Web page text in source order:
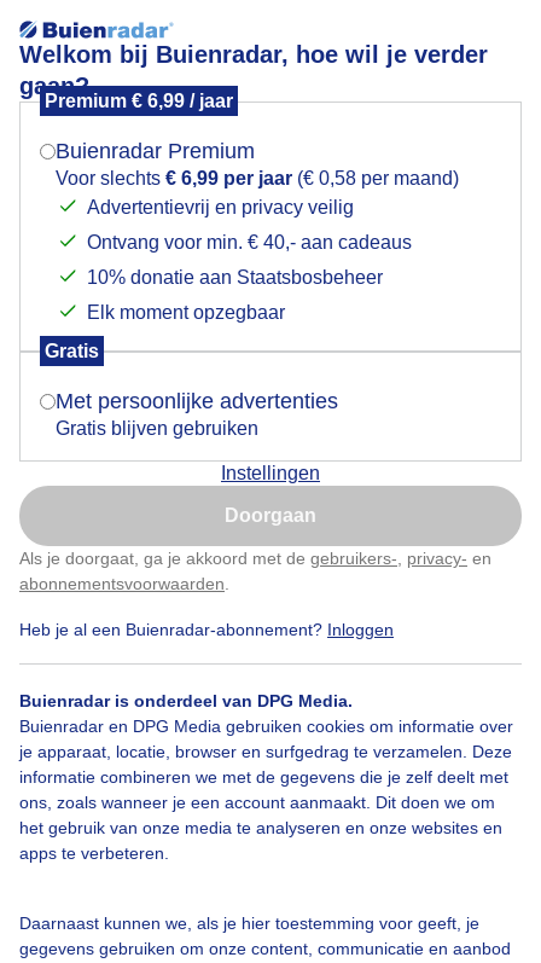
Welkom bij Buienradar, hoe wil je verder
gaan?
Premium € 6,99 / jaar
Buienradar Premium
Voor slechts € 6,99 per jaar (€ 0,58 per maand)
Advertentievrij en privacy veilig
Ontvang voor min. € 40,- aan cadeaus
10% donatie aan Staatsbosbeheer
Elk moment opzegbaar
Gratis
Met persoonlijke advertenties
Gratis blijven gebruiken
Instellingen
Doorgaan
Als je doorgaat, ga je akkoord met de gebruikers- privacy- en
abonnementsvoorwaarden
Heb je al een Buienradar-abonnement? Inloggen
Buienradar is onderdeel van DPG Media.
Buienradar en DPG Media gebruiken cookies om informatie over
je apparaat, locatie, browser en surfgedrag te verzamelen. Deze
informatie combineren we met de gegevens die je zelf deelt met
ons, zoals wanneer je een account aanmaakt. Dit doen we om
het gebruik van onze media te analyseren en onze websites en
apps te verbeteren.
Daarnaast kunnen we, als je hier toestemming voor geeft, je
gegevens gebruiken om onze content, communicatie en aanbod
Wind
Door: Ton Wesselius Gemaakt: 09-06-2026, 13x bekeken
Een moment geduld aub...
Mogen we je locatie gebruiken voor het
Indien je hier nog geen akkoord op hebt gegeven,
verschijnt er zo een pop-up uit je browser waarin
Is goed, toon de popup
Nu niet, misschien later
Klik hierom dit aan te passen